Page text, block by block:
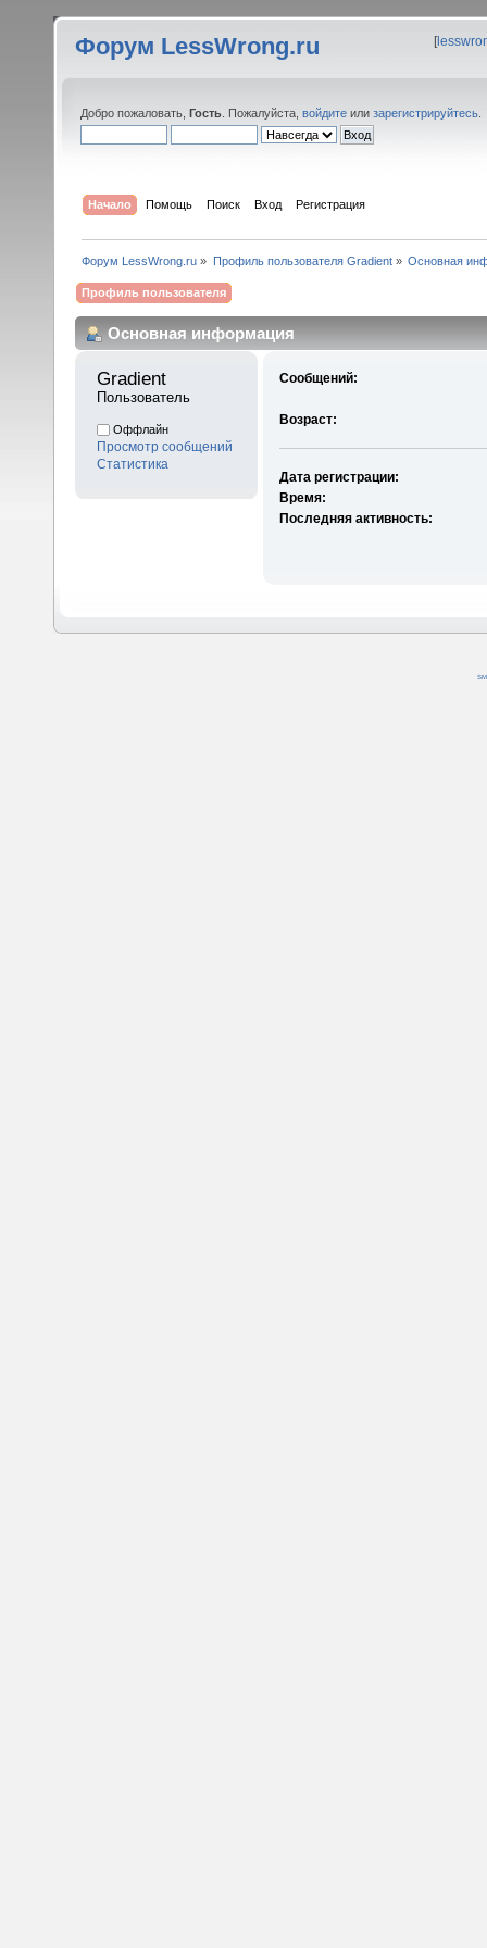
Форум LessWrong.ru [
Добро пожаловать, Гость . Пожалуйста, войдите или зарегистрируйтесь
Начало Помощь Поиск Вход Регистрация
Форум LessWrong.ru » Профиль пользователя Gradient» Основная
Профиль пользователя
Основная информация
Gradient
Пользователь
Оффлайн
Просмотр сообщений
Статистика
Сообщений:
Возраст:
Дата регистрации:
Время:
Последняя активность: